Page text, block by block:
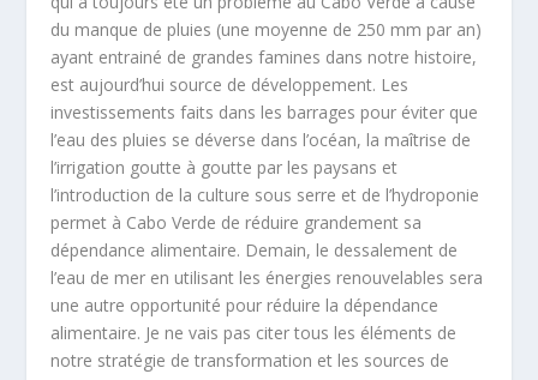
du manque de pluies (une moyenne de 250 mm par an)
ayant entrainé de grandes famines dans notre histoire,
est aujourd’hui source de développement. Les
investissements faits dans les barrages pour éviter que
l’eau des pluies se déverse dans l’océan, la maîtrise de
l’irrigation goutte à goutte par les paysans et
l’introduction de la culture sous serre et de l’hydroponie
permet à Cabo Verde de réduire grandement sa
dépendance alimentaire. Demain, le dessalement de
l’eau de mer en utilisant les énergies renouvelables sera
une autre opportunité pour réduire la dépendance
alimentaire. Je ne vais pas citer tous les éléments de
notre stratégie de transformation et les sources de